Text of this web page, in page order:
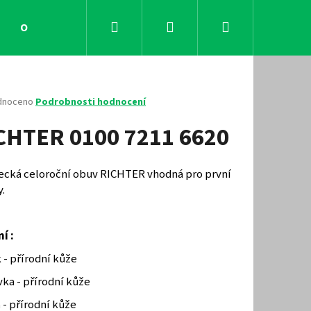
Obchodní podmínky KontaktyPřihlášení
Podrobnosti hodnocení
0100 7211 6620
celoroční obuv RICHTER vhodná pro první
:
- přírodní kůže
- přírodní kůže
přírodní kůže